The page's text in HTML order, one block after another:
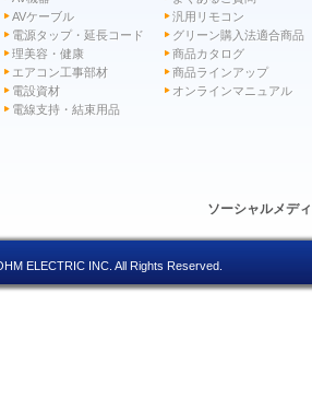
AVケーブル
電源タップ・延長コード
理美容・健康
エアコン工事部材
電設資材
電線支持・結束用品
汎用リモコン
グリーン購入法適合商品
商品カタログ
商品ラインアップ
オンラインマニュアル
ソーシャルメデ
ELECTRIC INC. All Rights Reserved.